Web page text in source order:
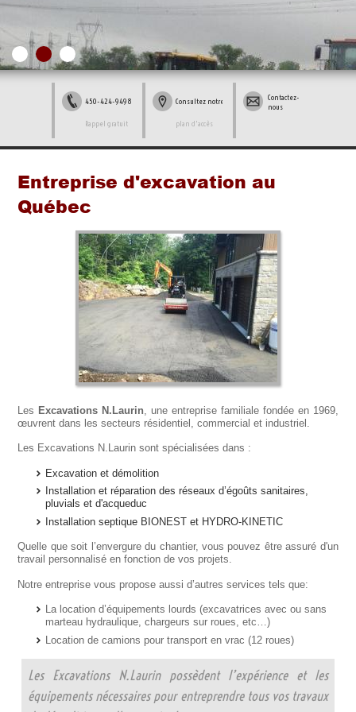
450-424-9498
Rappel gratuit
Consultez notre
plan d'accès
Contactez-
nous
Entreprise d'excavation au
Québec
Les Excavations N.Laurin , une entreprise familiale fondée en 1969,
œuvrent dans les secteurs résidentiel, commercial et industriel.
Les Excavations N.Laurin sont spécialisées dans :
Excavation et démolition
Installation et réparation des réseaux d’égoûts sanitaires,
pluvials et d'acqueduc
Installation septique BIONEST et HYDRO-KINETIC
Quelle que soit l’envergure du chantier, vous pouvez être assuré d'un
travail personnalisé en fonction de vos projets.
Notre entreprise vous propose aussi d’autres services tels que:
La location d’équipements lourds (excavatrices avec ou sans
marteau hydraulique, chargeurs sur roues, etc…)
Location de camions pour transport en vrac (12 roues)
Les Excavations N.Laurin possèdent l’expérience et les
équipements nécessaires pour entreprendre tous vos travaux